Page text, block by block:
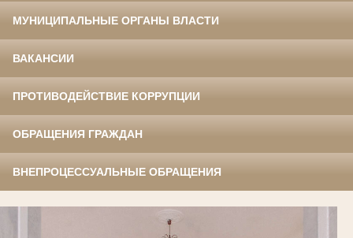
МУНИЦИПАЛЬНЫЕ ОРГАНЫ ВЛАСТИ
ВАКАНСИИ
ПРОТИВОДЕЙСТВИЕ КОРРУПЦИИ
ОБРАЩЕНИЯ ГРАЖДАН
ВНЕПРОЦЕССУАЛЬНЫЕ ОБРАЩЕНИЯ